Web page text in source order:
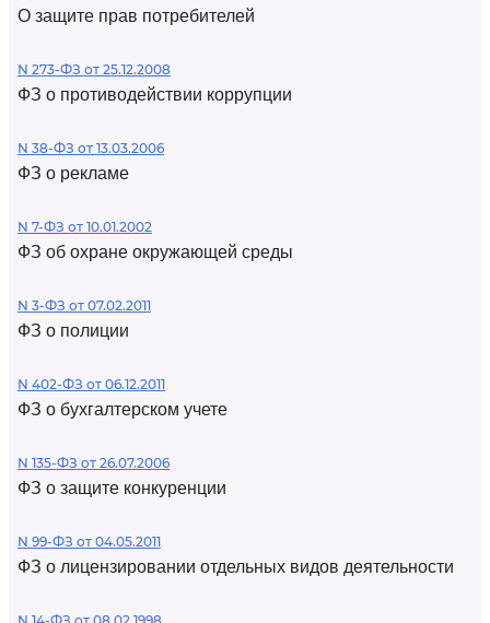
О защите прав потребителей
N 273-ФЗ от 25.12.2008
ФЗ о противодействии коррупции
N 38-ФЗ от 13.03.2006
ФЗ о рекламе
N 7-ФЗ от 10.01.2002
ФЗ об охране окружающей среды
N 3-ФЗ от 07.02.2011
ФЗ о полиции
N 402-ФЗ от 06.12.2011
ФЗ о бухгалтерском учете
N 135-ФЗ от 26.07.2006
ФЗ о защите конкуренции
N 99-ФЗ от 04.05.2011
ФЗ о лицензировании отдельных видов деятельности